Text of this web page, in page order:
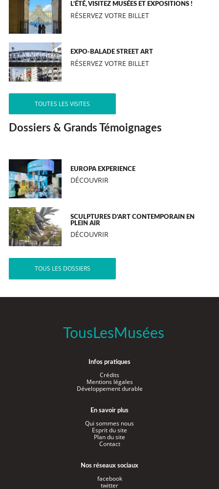
L’ÉTÉ, VISITEZ MUSÉES ET EXPOSITIONS !
RÉSERVEZ VOTRE BILLET
EXPO-BALADE STREET ART
RÉSERVEZ VOTRE BILLET
TOUTES LES VISITES
Dossiers & Grands Témoignages
EUROPA EXPERIENCE
DÉCOUVRIR
SCULPTURES D’ART CONTEMPORAIN EN
PLEIN AIR
DÉCOUVRIR
TOUS LES DOSSIERS
TousLesMusées
Infos pratiques
Crédits
Mentions légales
Développement durable
En savoir plus
Qui sommes nous
Esprit du site
Plan du site
Contact
Nos réseaux sociaux
facebook
twitter